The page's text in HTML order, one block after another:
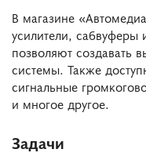
В магазине
усилители,
позволяют создавать
системы. Также
сигнальные
и многое другое.
Задачи